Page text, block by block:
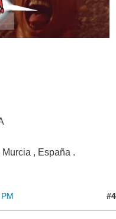
, España .
#4